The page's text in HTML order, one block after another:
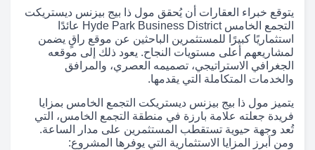
يتوقع خبراء العقارات أن يُحقق مول ذا بيج بيزنس ديستريكت
التجمع الخامس Hyde Park Business District عائدًا
استثماريًا كبيرًا للمستثمرين الباحثين عن موقع راقٍ يضمن
لمشاريعهم أعلى مستويات النجاح. يعود ذلك إلى موقعه
الجغرافي الاستراتيجي، تصميمه العصري، والمرافق
والخدمات المتكاملة التي يقدمها.
يتميز مول ذا بيج بيزنس ديستريكت التجمع الخامس بمزايا
فريدة جعلته علامة بارزة في منطقة التجمع الخامس، التي
تُعد وجهة حيوية تستقطب المستثمرين على مدار الساعة.
ومن أبرز المزايا الاستثمارية التي يوفرها المشروع: